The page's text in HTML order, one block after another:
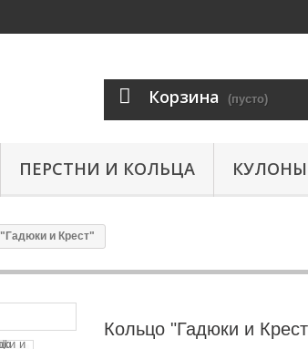
Корзина (пусто)
ПЕРСТНИ И КОЛЬЦА
и Крест"
Кольцо "Гадюки и